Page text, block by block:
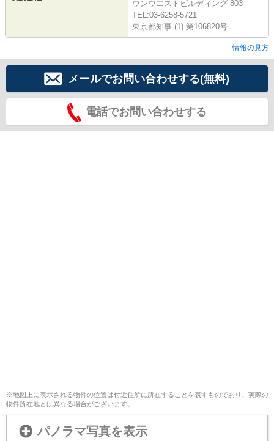
ウンウエストビルディング 803
TEL:03-6258-5721
東京都知事 (1) 第106820号
情報の見方
メールでお問い合わせする(無料)
電話でお問い合わせする
※地図上に表示される物件の位置は付近住所に所在することを表すものであり、実際の
物件所在地とは異なる場合がございます。
パノラマ写真を表示